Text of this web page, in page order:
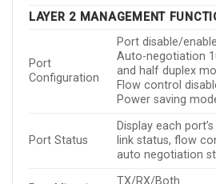
LAYER 2 MANAGEMENT
Port
Configuration
Port disable/enable
Auto-negotiation
and half duplex
Flow control
Power saving
Port Status
Display each
link status, flow
auto negotiation